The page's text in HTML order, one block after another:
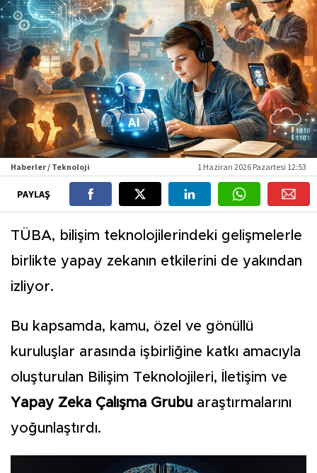
Haberler / Teknoloji 1 Haziran 2026 Pazartesi 12:53
PAYLAŞ
TÜBA, bilişim teknolojilerindeki gelişmelerle
birlikte yapay zekanın etkilerini de yakından
izliyor.
Bu kapsamda, kamu, özel ve gönüllü
kuruluşlar arasında işbirliğine katkı amacıyla
oluşturulan Bilişim Teknolojileri, İletişim ve
Yapay Zeka Çalışma Grubu araştırmalarını
yoğunlaştırdı.